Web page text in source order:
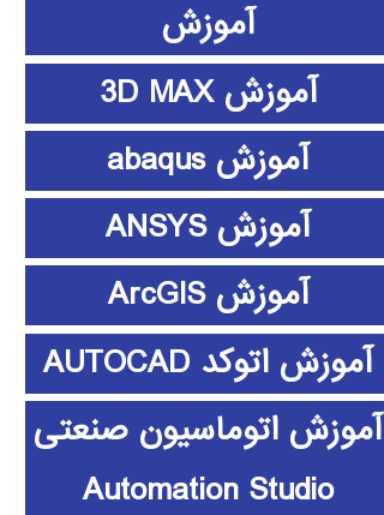
آموزش
آموزش 3D MAX
آموزش abaqus
آموزش ANSYS
آموزش ArcGIS
آموزش اتوکد AUTOCAD
آموزش اتوماسیون صنعتی
Automation Studio